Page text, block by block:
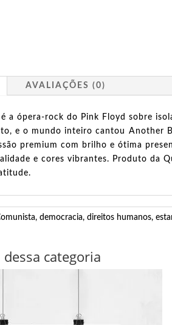
AVALIAÇÕES (0)
é a ópera-rock do Pink Floyd sobre
e o mundo inteiro cantou Another
premium com brilho e ótima
e cores vibrantes. Produto da
, democracia, direitos humanos,
categoria